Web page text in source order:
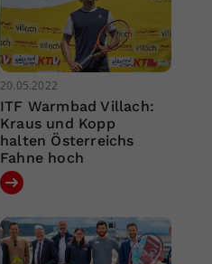
20.05.2022
ITF Warmbad Villach:
Kraus und Kopp
halten Österreichs
Fahne hoch